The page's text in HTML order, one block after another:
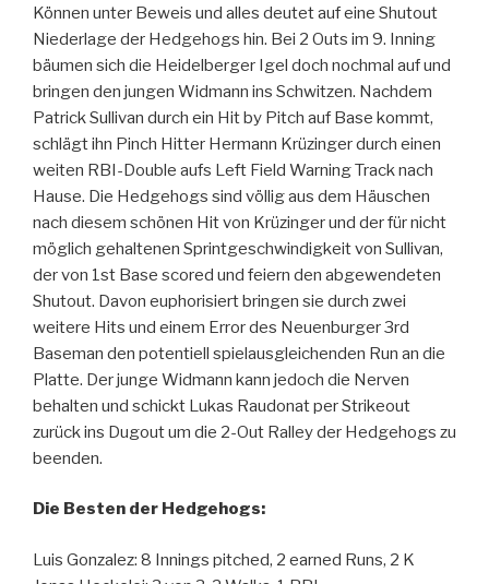
Können unter Beweis und alles deutet auf eine Shutout
Niederlage der Hedgehogs hin. Bei 2 Outs im 9. Inning
bäumen sich die Heidelberger Igel doch nochmal auf und
bringen den jungen Widmann ins Schwitzen. Nachdem
Patrick Sullivan durch ein Hit by Pitch auf Base kommt,
schlägt ihn Pinch Hitter Hermann Krüzinger durch einen
weiten RBI-Double aufs Left Field Warning Track nach
Hause. Die Hedgehogs sind völlig aus dem Häuschen
nach diesem schönen Hit von Krüzinger und der für nicht
möglich gehaltenen Sprintgeschwindigkeit von Sullivan,
der von 1st Base scored und feiern den abgewendeten
Shutout. Davon euphorisiert bringen sie durch zwei
weitere Hits und einem Error des Neuenburger 3rd
Baseman den potentiell spielausgleichenden Run an die
Platte. Der junge Widmann kann jedoch die Nerven
behalten und schickt Lukas Raudonat per Strikeout
zurück ins Dugout um die 2-Out Ralley der Hedgehogs zu
beenden.
Die Besten der Hedgehogs:
Luis Gonzalez: 8 Innings pitched, 2 earned Runs, 2 K